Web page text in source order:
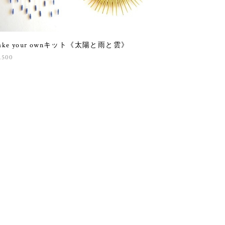
your ownキット《太陽と雨と雲》